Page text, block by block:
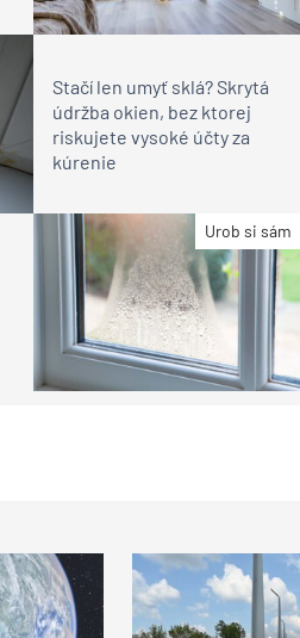
Stačí len umyť sklá? Skrytá
údržba okien, bez ktorej
riskujete vysoké účty za
kúrenie
Urob si sám